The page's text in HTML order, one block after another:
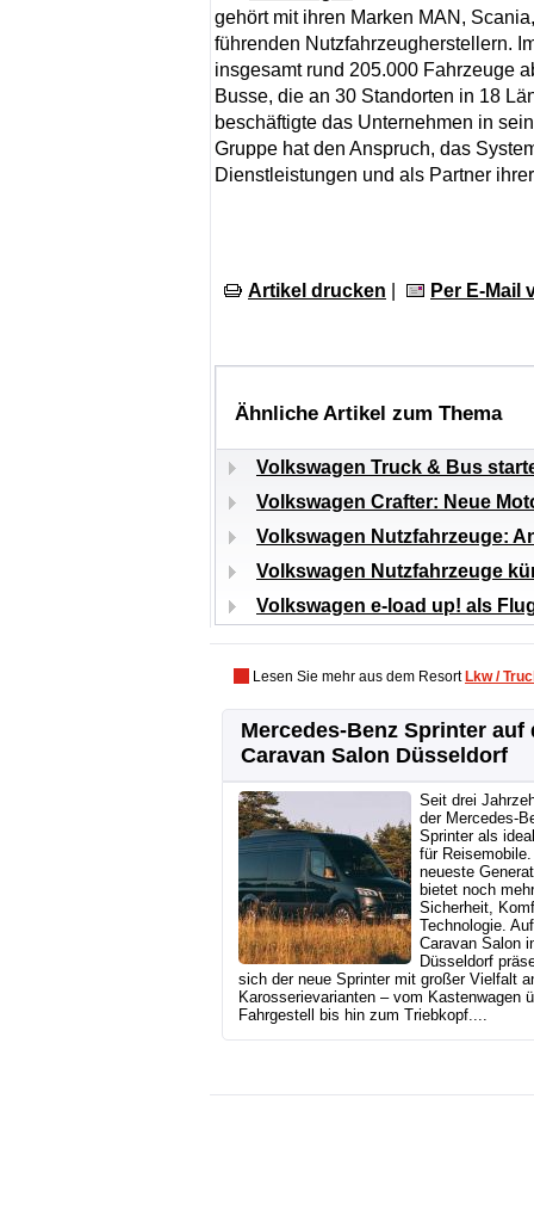
gehört mit ihren Marken MAN,
führenden Nutzfahrzeugherstellern.
insgesamt rund 205.000 Fahrzeuge
Busse, die an 30 Standorten in 18
beschäftigte das Unternehmen in
Gruppe hat den Anspruch, das
Dienstleistungen und als Partner
Artikel drucken Per E-Mail
Ähnliche Artikel zum Thema
Volkswagen Truck & Bus
Volkswagen Crafter: Neue
Volkswagen Nutzfahrzeuge:
Volkswagen Nutzfahrzeuge
Volkswagen e-load up! als
Lesen Sie mehr aus dem Resort Lkw /
Mercedes-Benz Sprinter auf
Caravan Salon Düsseldorf
Seit drei
der Mercedes-
Sprinter als
für
neueste
bietet noch mehr
Sicherheit,
Technologie.
Caravan Salon
Düsseldorf
sich der neue Sprinter mit großer Vielfalt
Karosserievarianten – vom Kastenwagen
Fahrgestell bis hin zum Triebkopf....